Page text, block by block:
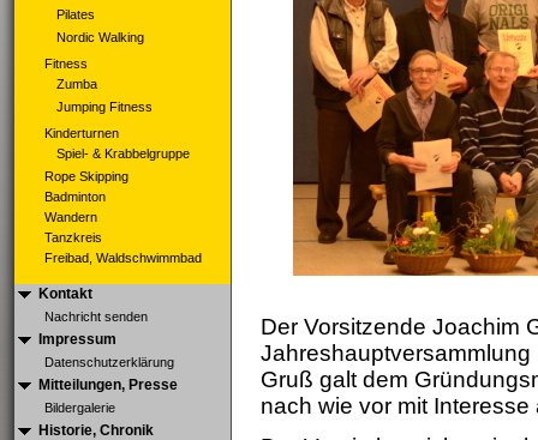
Pilates
Nordic Walking
Fitness
Zumba
Jumping Fitness
Kinderturnen
Spiel- & Krabbelgruppe
Rope Skipping
Badminton
Wandern
Tanzkreis
Freibad, Waldschwimmbad
Kontakt
Nachricht senden
Impressum
Datenschutzerklärung
Mitteilungen, Presse
Bildergalerie
Historie, Chronik
Der Vorsitzende Joachim
Gruß galt dem
nach wie vor mit